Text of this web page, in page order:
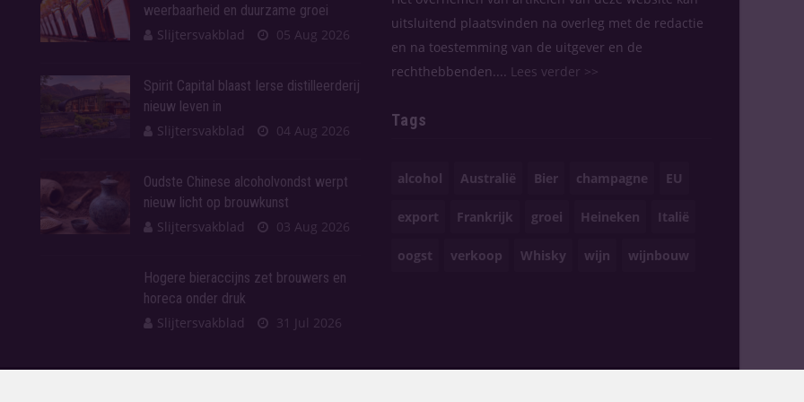
weerbaarheid en duurzame groei
Slijtersvakblad
05 Aug 2026
Spirit Capital blaast Ierse distilleerderij
nieuw leven in
Slijtersvakblad
04 Aug 2026
Oudste Chinese alcoholvondst werpt
nieuw licht op brouwkunst
Slijtersvakblad
03 Aug 2026
Hogere bieraccijns zet brouwers en
horeca onder druk
Slijtersvakblad
31 Jul 2026
uitsluitend plaatsvinden na overleg met de redactie
en na toestemming van de uitgever en de
rechthebbenden.... Lees verder >>
Tags
alcohol Australië Bier champagne EU
export Frankrijk groei Heineken Italië
oogst verkoop Whisky wijn wijnbouw